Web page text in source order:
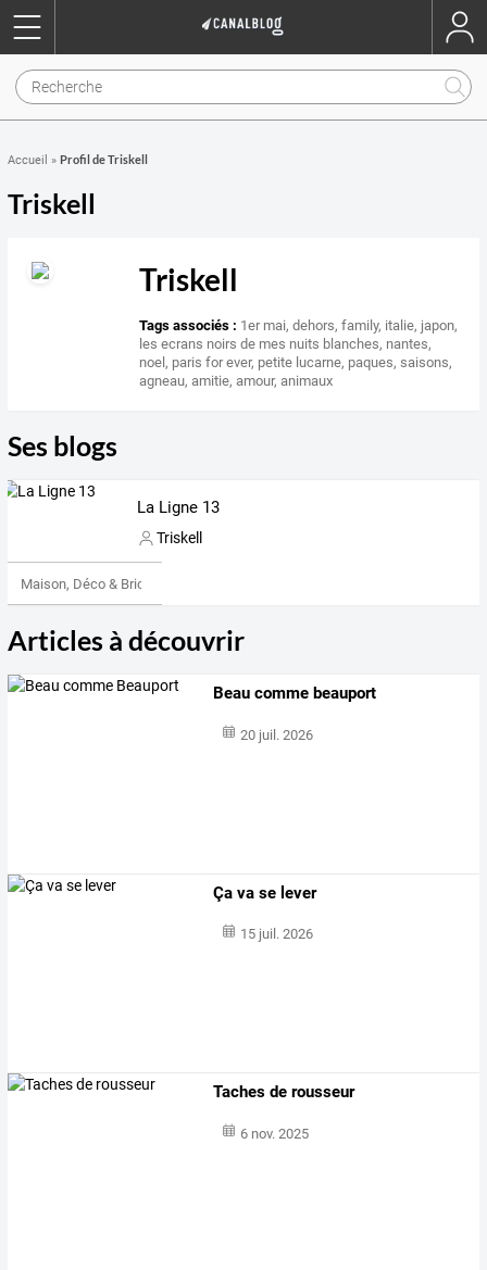
Accueil » Profil de Triskell
Triskell
Triskell
Tags associés : 1er mai,dehors,family, italie, japon,
les ecrans noirs de mes nuits blanches, nantes,
noel, paris for ever, petite lucarne, paques,saisons,
agneau,amitie,amour,animaux
Ses blogs
La Ligne 13
Triskell
Maison, Déco & Bricolage
Articles à découvrir
Beau comme beauport
20 juil. 2026
Ça va se lever
15 juil. 2026
Taches de rousseur
6 nov. 2025